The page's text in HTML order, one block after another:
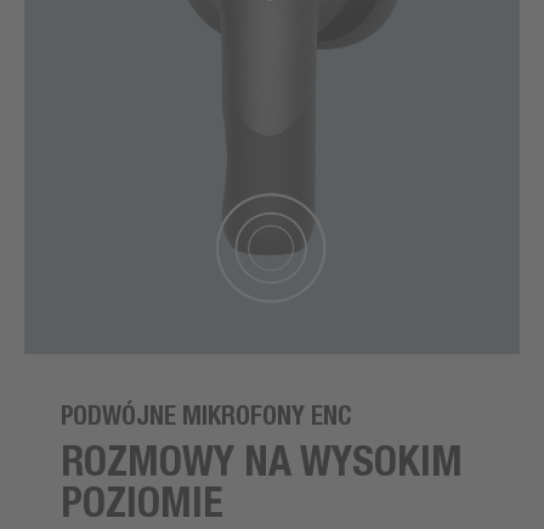
PODWÓJNE MIKROFONY ENC
ROZMOWY NA WYSOKIM
POZIOMIE